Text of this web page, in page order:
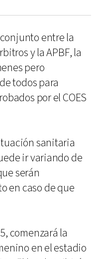
entre la
y la APBF, la
pero
todos para
por el COES
sanitaria
ir variando de
serán
en caso de que
comenzará la
en el estadio